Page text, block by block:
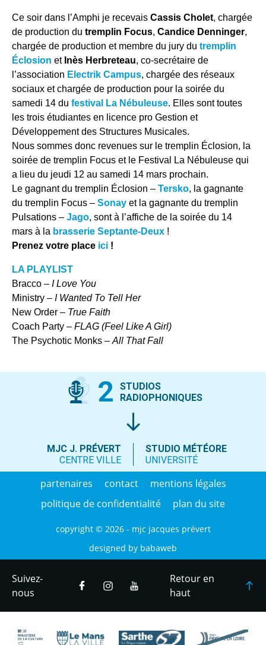
Ce soir dans l’Amphi je recevais Cassis Cholet, chargée
de production du tremplin Focus, Candice Denninger,
chargée de production et membre du jury du tremplin
Éclosion et Inès Herbreteau, co-secrétaire de
l’association Electrik Campus, chargée des réseaux
sociaux et chargée de production pour la soirée du
samedi 14 du festival La Nébuleuse. Elles sont toutes
les trois étudiantes en licence pro Gestion et
Développement des Structures Musicales.
Nous sommes donc revenues sur le tremplin Éclosion, la
soirée de tremplin Focus et le Festival La Nébuleuse qui
a lieu du jeudi 12 au samedi 14 mars prochain.
Le gagnant du tremplin Éclosion – Tersko, la gagnante
du tremplin Focus – Sonay et la gagnante du tremplin
Pulsations – Jago, sont à l’affiche de la soirée du 14
mars à la brasserie Septante-Deux !
Prenez votre place ici !
LA PLAYLIST
Bracco – I Love You
Ministry – I Wanted To Tell Her
New Order – True Faith
Coach Party – FLAG (Feel Like A Girl)
The Psychotic Monks – All That Fall
2
STUDIOS
RADIOPHONIQUES
MJC J. PRÉVERT
CENTRE VILLE
STUDIO MÉTÉORE
UNIVERSITÉ
partenaires contact
mentions légales
politique de confidentialité
plan du site
copyright © 2026 - mjc jacques prévert
designed by babaweb
Suivez-
nous
Retour en
haut